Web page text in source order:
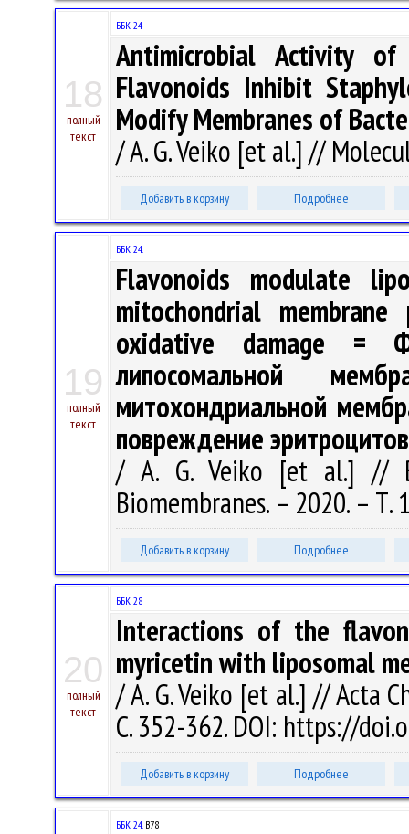
18
полный
текст
ББК 24
Antimicrobial Activity of
Flavonoids Inhibit
Modify Membranes of
/ A. G. Veiko [et al.] //
Добавить в корзину Подробнее
19
полный
текст
ББК 24.
Flavonoids modulate
mitochondrial
oxidative damage =
липосомальной
митохондриальной
повреждение эритроцитов
/ A. G. Veiko [et al.] //
Biomembranes. – 2020. –
Добавить в корзину Подробнее
20
полный
текст
ББК 28
Interactions of the
myricetin with liposomal
/ A. G. Veiko [et al.] // Acta
С. 352-362. DOI: https://
Добавить в корзину Подробнее
ББК 24.В78